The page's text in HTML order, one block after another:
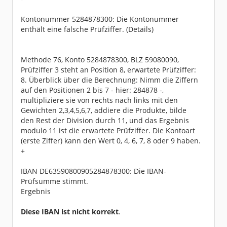
******************************
[27.11.2025 12:24:16] Zusammengefasste Fehler
meldungen:
00:Dialog abgebrochen
[27.11.2025 12:24:16] Meldung der Bank: 99
99:Mindestens ein Auftrag konnte nicht ausgef
ührt werden.
[27.11.2025 12:24:16] org.kapott.hbci.exce
ptions.HBCI_Exception: Nachricht ist nicht ve
rschlüsselt
at org.kapott.hbci.manager.HBCIKernelImpl.r
awDoIt(HBCIKernelImpl.java:463)
at org.kapott.hbci.manager.HBCIDialog.doJob
s(HBCIDialog.java:289)
at org.kapott.hbci.manager.HBCIDialog.doIt(
HBCIDialog.java:469)
at org.kapott.hbci.manager.HBCIHandler.exec
obs(HBCISynchronizeBackend.java:352)
at de.willuhn.jameica.hbci.synchronize.hbci
.HBCISynchronizeBackend$HBCIJobGroup.sync(HBC
ISynchronizeBackend.java:273)
at de.willuhn.jameica.hbci.synchronize.Abst
chronizeBackend.java:401)
at de.willuhn.jameica.gui.GUI$7.run(GUI.jav
Kontonummer 5284878300: Die Kontonummer
enthält eine falsche Prüfziffer. (Details)
Methode 76, Konto 5284878300, BLZ 59080090,
Prüfziffer 3 steht an Position 8, erwartete Prüfziffer:
8. Überblick über die Berechnung: Nimm die Ziffern
auf den Positionen 2 bis 7 - hier: 284878 -,
multipliziere sie von rechts nach links mit den
Gewichten 2,3,4,5,6,7, addiere die Produkte, bilde
den Rest der Division durch 11, und das Ergebnis
modulo 11 ist die erwartete Prüfziffer. Die Kontoart
(erste Ziffer) kann den Wert 0, 4, 6, 7, 8 oder 9 haben.
+
IBAN DE63590800905284878300: Die IBAN-
Prüfsumme stimmt.
Ergebnis
Diese IBAN ist nicht korrekt.